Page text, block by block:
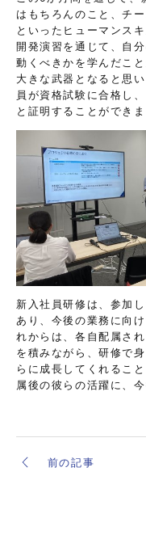
はもちろんのこと、チ
といったヒューマンス
開発演習を通じて、自
動くべきかを学んだこ
大きな武器となると思
員が資格試験に合格し
と証明することができま
新入社員研修は、参加
あり、今後の業務に向
れからは、各自配属さ
を積みながら、研修で
らに成長してくれるこ
属後の彼らの活躍に、
前の記事